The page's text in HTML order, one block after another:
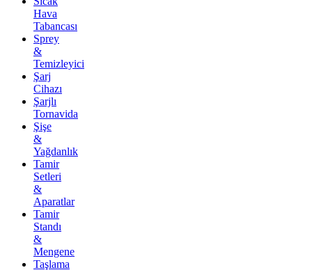
Hava
Tabancası
Sprey
&
Temizleyici
Şarj
Cihazı
Şarjlı
Tornavida
Şişe
&
Yağdanlık
Tamir
Setleri
&
Aparatlar
Tamir
Standı
&
Mengene
Taşlama